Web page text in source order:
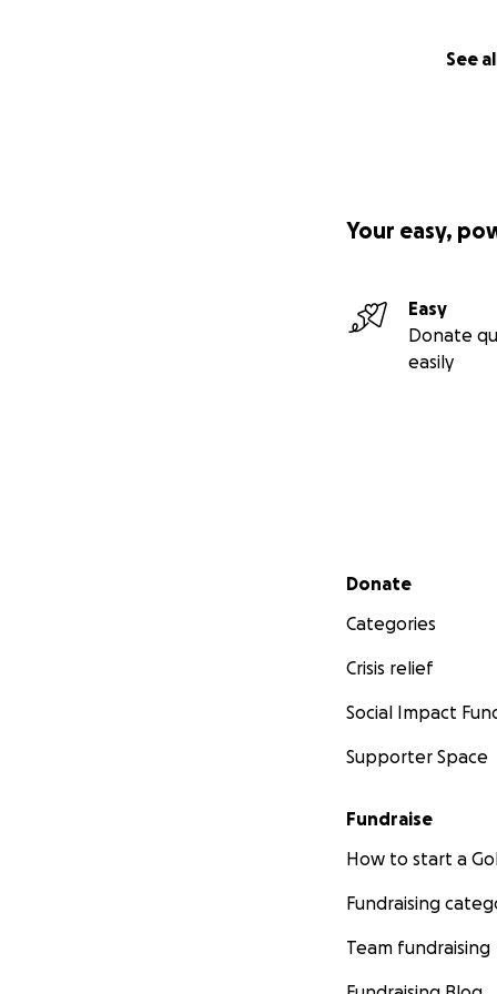
See
Your easy,
Easy
Donate
easily
Secondary menu
Donate
Categories
Crisis relief
Social Impact
Supporter Space
Fundraise
How to start a
Fundraising
Team fundraising